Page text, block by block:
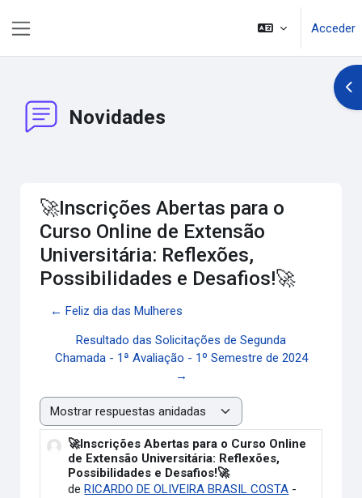
Acceder
Novidades
🚀Inscrições Abertas para o
Curso Online de Extensão
Universitária: Reflexões,
Possibilidades e Desafios!🚀
← Feliz dia das Mulheres
Resultado das Solicitações de Segunda
Chamada - 1ª Avaliação - 1º Semestre de 2024
→
Mostrar modo
🚀Inscrições Abertas para o Curso Online
de Extensão Universitária: Reflexões,
Possibilidades e Desafios!🚀
deRICARDO DE OLIVEIRA BRASIL COSTA -
Número de respuestas: 0